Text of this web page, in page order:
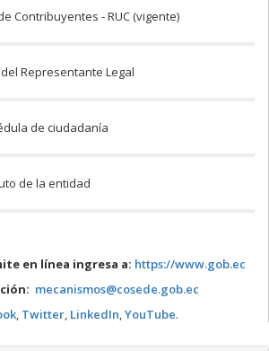
Contribuyentes - RUC (vigente)
Representante Legal
de ciudadanía
de la entidad
en línea ingresa a: https://www.gob.ec
mecanismos@cosede.gob.ec
, Twitter, LinkedIn,YouTube.